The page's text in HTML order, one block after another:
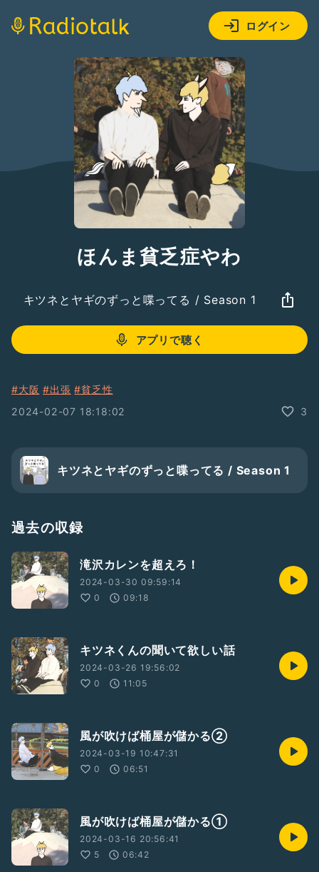
ログイン
ほんま貧乏症やわ
キツネとヤギのずっと喋ってる / Season 1
アプリで聴く
#大阪 #出張 #貧乏性
2024-02-07 18:18:02
3
キツネとヤギのずっと喋ってる / Season 1
過去の収録
滝沢カレンを超えろ！
2024-03-30 09:59:14
0
09:18
キツネくんの聞いて欲しい話
2024-03-26 19:56:02
0
11:05
風が吹けば桶屋が儲かる②
2024-03-19 10:47:31
0
06:51
風が吹けば桶屋が儲かる①
2024-03-16 20:56:41
5
06:42